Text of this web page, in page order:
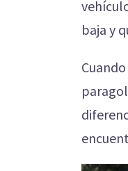
baja y